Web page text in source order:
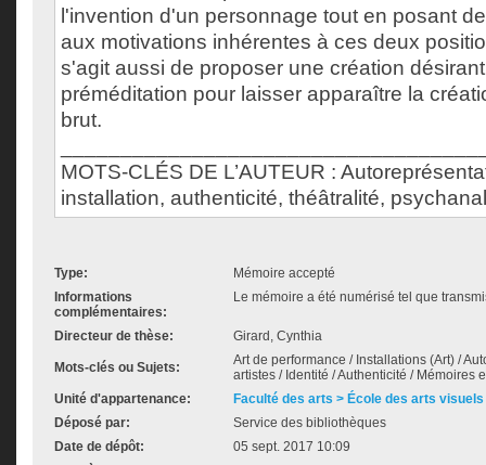
l'invention d'un personnage tout en posant
aux motivations inhérentes à ces deux
s'agit aussi de proposer une création
préméditation pour laisser apparaître la
brut.
MOTS-CLÉS DE L’AUTEUR :
installation, authenticité, théâtralité,
Type:
Mémoire accepté
Informations
complémentaires:
Le mémoire a été numérisé tel que
Directeur de thèse: Girard, Cynthia
Mots-clés ou Sujets:
Art de performance / Installations (Art) /
artistes / Identité / Authenticité / Mémoires
Unité d'appartenance:
Faculté des arts > École des arts
Déposé par:
Service des bibliothèques
Date de dépôt:
05 sept. 2017 10:09